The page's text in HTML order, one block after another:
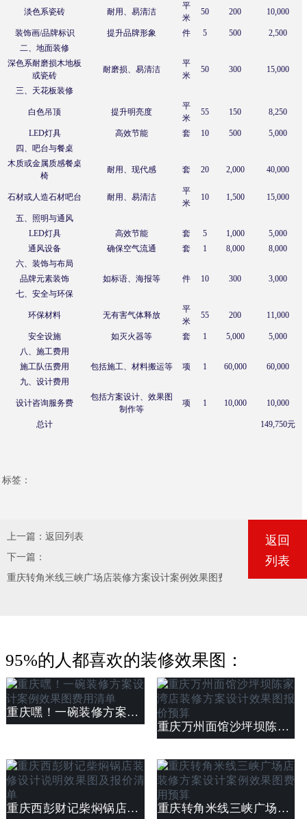
淡色系瓷砖 耐用、易清洁
平
米
50 200 10,000
装饰画/品牌标识 提升品牌形象 件 5 500
2,500
二、地面装修
深色系耐磨损木地板
或瓷砖
耐磨损、易清洁
平
米
50 300 15,000
三、天花板装修
白色吊顶 提升明亮度
平
米
55 150 8,250
LED灯具 高效节能 套 10 500
5,000
四、吧台与餐桌
木质或金属质感餐桌
椅
耐用、现代感 套 20 2,000 40,000
石材或人造石材吧台 耐用、易清洁
平
米
10 1,500 15,000
五、照明与通风
LED灯具
高效节能 套 5 1,000
5,000
通风设备
确保空气流通 套 1 8,000
8,000
六、装饰与布局
品牌元素装饰
如标语、海报等 件 10 300
3,000
七、安全与环保
环保材料 无有害气体释放
平
米
55 200 11,000
安全设施 如灭火器等 套 1 5,000
5,000
八、施工费用
施工队伍费用
包括施工、材料搬运等 项 1 60,000
60,000
九、设计费用
设计咨询服务费
包括方案设计、效果图
制作等
项 1 10,000 10,000
总计 149,750元
标签：
上一篇： 返回列表
下一篇：
重庆转角米线三峡广场店装修方案设计案例效果图费用预算
返回
列表
95%的人都喜欢的装修效果图：
重庆嘿！一碗装修方案设计案例效果图费用清单
重庆万州面馆沙坪坝陈家湾店装修方案设计效果图报价预算
重庆西彭财记柴焖锅店装修设计说明效果图及报价清单 重庆转角米线三峡广场店装修方案设计案例效果图费用预算